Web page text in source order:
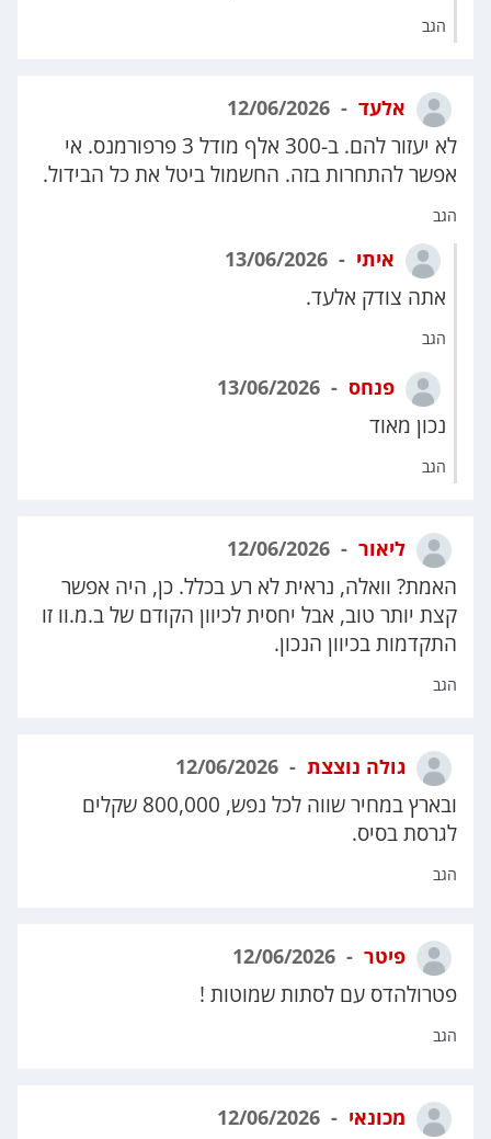
הגב
אלעד
לא יעזור להם. ב-300 אלף מודל 3 פרפורמנס. אי
אפשר להתחרות בזה. החשמול ביטל את כל הבידול.
הגב
איתי
אתה צודק אלעד.
הגב
פנחס
נכון מאוד
הגב
ליאור
האמת? וואלה, נראית לא רע בכלל. כן, היה אפשר
קצת יותר טוב, אבל יחסית לכיוון הקודם של ב.מ.וו זו
התקדמות בכיוון הנכון.
הגב
גולה נוצצת
ובארץ במחיר שווה לכל נפש, 800,000 שקלים
לגרסת בסיס.
הגב
פיטר
פטרולהדס עם לסתות שמוטות !
הגב
מכונאי